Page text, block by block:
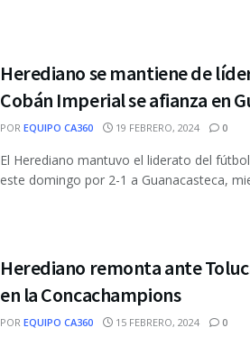
Herediano se mantiene de
Cobán Imperial se afianza en
POR EQUIPO CA360 19 FEBRERO, 2024 0
El Herediano mantuvo el liderato del
este domingo por 2-1 a Guanacasteca,
Herediano remonta ante
en la Concachampions
POR EQUIPO CA360 15 FEBRERO, 2024 0